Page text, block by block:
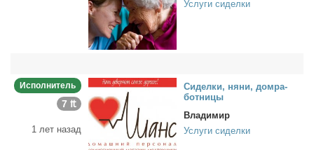
Услуги сиделки
Исполнитель
7 ₶
1 лет назад
Си­дел­ки, ня­ни, дом­ра­
бот­ни­цы
Владимир
Услуги сиделки